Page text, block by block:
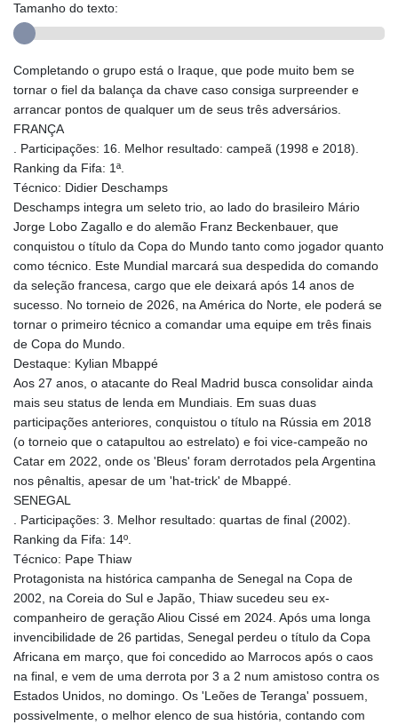
Tamanho do texto:
Completando o grupo está o Iraque, que pode muito bem se
tornar o fiel da balança da chave caso consiga surpreender e
arrancar pontos de qualquer um de seus três adversários.
FRANÇA
. Participações: 16. Melhor resultado: campeã (1998 e 2018).
Ranking da Fifa: 1ª.
Técnico: Didier Deschamps
Deschamps integra um seleto trio, ao lado do brasileiro Mário
Jorge Lobo Zagallo e do alemão Franz Beckenbauer, que
conquistou o título da Copa do Mundo tanto como jogador quanto
como técnico. Este Mundial marcará sua despedida do comando
da seleção francesa, cargo que ele deixará após 14 anos de
sucesso. No torneio de 2026, na América do Norte, ele poderá se
tornar o primeiro técnico a comandar uma equipe em três finais
de Copa do Mundo.
Destaque: Kylian Mbappé
Aos 27 anos, o atacante do Real Madrid busca consolidar ainda
mais seu status de lenda em Mundiais. Em suas duas
participações anteriores, conquistou o título na Rússia em 2018
(o torneio que o catapultou ao estrelato) e foi vice-campeão no
Catar em 2022, onde os 'Bleus' foram derrotados pela Argentina
nos pênaltis, apesar de um 'hat-trick' de Mbappé.
SENEGAL
. Participações: 3. Melhor resultado: quartas de final (2002).
Ranking da Fifa: 14º.
Técnico: Pape Thiaw
Protagonista na histórica campanha de Senegal na Copa de
2002, na Coreia do Sul e Japão, Thiaw sucedeu seu ex-
companheiro de geração Aliou Cissé em 2024. Após uma longa
invencibilidade de 26 partidas, Senegal perdeu o título da Copa
Africana em março, que foi concedido ao Marrocos após o caos
na final, e vem de uma derrota por 3 a 2 num amistoso contra os
Estados Unidos, no domingo. Os 'Leões de Teranga' possuem,
possivelmente, o melhor elenco de sua história, contando com